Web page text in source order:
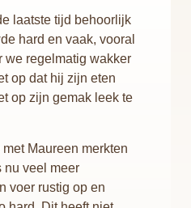
laatste tijd behoorlijk
hard en vaak, vooral
we regelmatig wakker
op dat hij zijn eten
op zijn gemak leek te
Maureen merkten
nu veel meer
voer rustig op en